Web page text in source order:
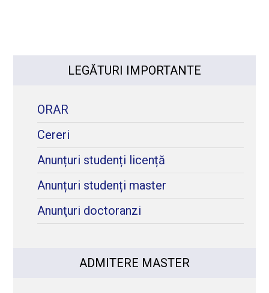
LEGĂTURI IMPORTANTE
ORAR
Cereri
Anunțuri studenți licență
Anunțuri studenți master
Anunţuri doctoranzi
ADMITERE MASTER